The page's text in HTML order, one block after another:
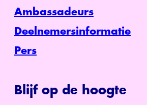
Ambassadeurs
Deelnemersinformatie
Pers
Blijf op de hoogte